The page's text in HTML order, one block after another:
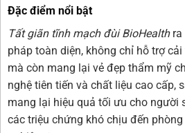
Đặc điểm nổi bật
Tất giãn tĩnh mạch đùi BioHealthra
pháp toàn diện, không chỉ hỗ trợ
mà còn mang lại vẻ đẹp thẩm mỹ
nghệ tiên tiến và chất liệu cao cấp,
mang lại hiệu quả tối ưu cho người
các triệu chứng khó chịu đến